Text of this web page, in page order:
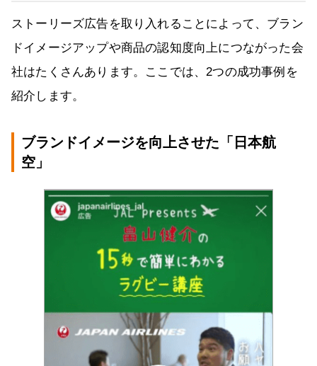
ストーリーズ広告を取り入れることによって、ブラン
ドイメージアップや商品の認知度向上につながった会
社はたくさんあります。ここでは、2つの成功事例を
紹介します。
ブランドイメージを向上させた「日本航
空」